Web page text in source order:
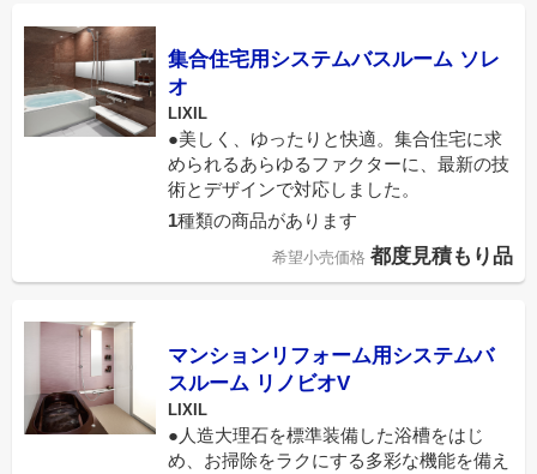
集合住宅用システムバスルーム ソレ
オ
LIXIL
●美しく、ゆったりと快適。集合住宅に求
められるあらゆるファクターに、最新の技
術とデザインで対応しました。
1種類の商品があります
希望小売価格 都度見積もり品
マンションリフォーム用システムバ
スルーム リノビオV
LIXIL
●人造大理石を標準装備した浴槽をはじ
め、お掃除をラクにする多彩な機能を備え